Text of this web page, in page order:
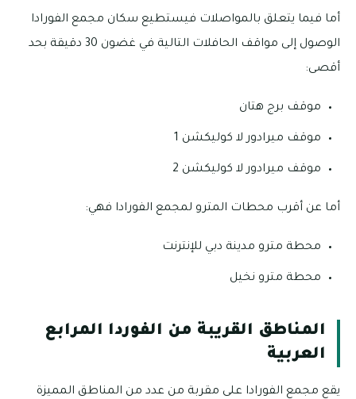
أما فيما يتعلق بالمواصلات فيستطيع سكان مجمع الفورادا
الوصول إلى مواقف الحافلات التالية في غضون 30 دقيقة بحد
أقصى:
موقف برج هتان
موقف ميرادور لا كوليكشن 1
موقف ميرادور لا كوليكشن 2
أما عن أقرب محطات المترو لمجمع الفورادا فهي:
محطة مترو مدينة دبي للإنترنت
محطة مترو نخيل
المناطق القريبة من الفوردا المرابع
العربية
يقع مجمع الفورادا على مقربة من عدد من المناطق المميزة